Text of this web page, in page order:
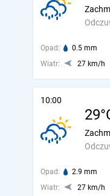
Opad: 0.5 mm
Wiatr:
27 km/h
10:00
Opad: 2.9 mm
Wiatr:
27 km/h